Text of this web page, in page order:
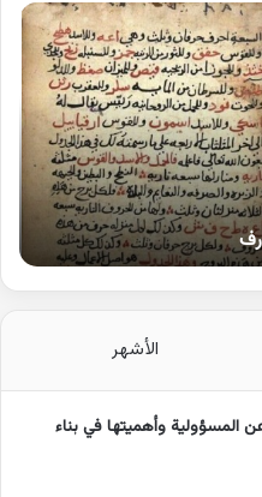
الأشهر
المسؤولية وأهميتها في بناء